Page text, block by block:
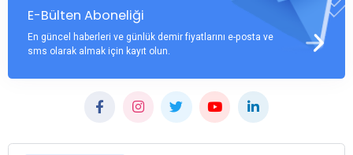
E-Bülten Aboneliği
En güncel haberleri ve günlük demir fiyatlarını e-posta ve
sms olarak almak için kayıt olun.